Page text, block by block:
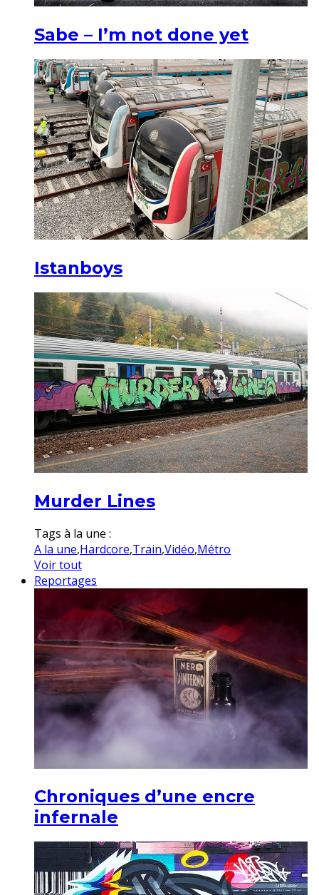
Sabe – I’m not done yet
Istanboys
Murder Lines
Tags à la une :
A la une,Hardcore,Train,Vidéo,Métro
Voir tout
Reportages
Chroniques d’une encre
infernale